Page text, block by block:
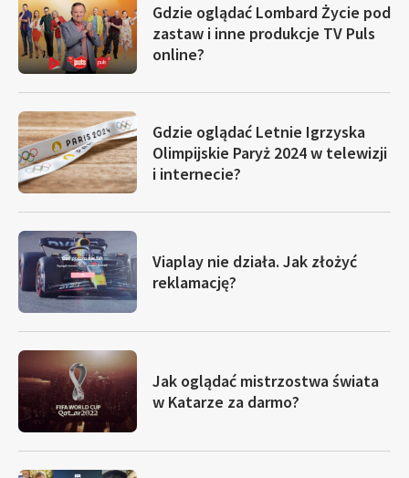
Gdzie oglądać Lombard Życie pod
zastaw i inne produkcje TV Puls
online?
Gdzie oglądać Letnie Igrzyska
Olimpijskie Paryż 2024 w telewizji
i internecie?
Viaplay nie działa. Jak złożyć
reklamację?
Jak oglądać mistrzostwa świata
w Katarze za darmo?